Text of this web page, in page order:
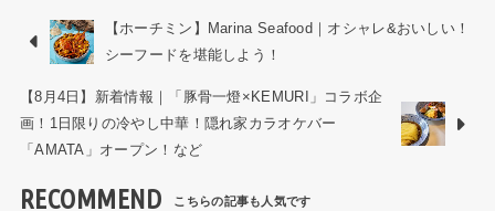
【ホーチミン】Marina Seafood｜オシャレ&おいしい！
シーフードを堪能しよう！
【8月4日】新着情報｜「豚骨一燈×KEMURI」コラボ企
画！1日限りの冷やし中華！隠れ家カラオケバー
「AMATA」オープン！など
RECOMMEND